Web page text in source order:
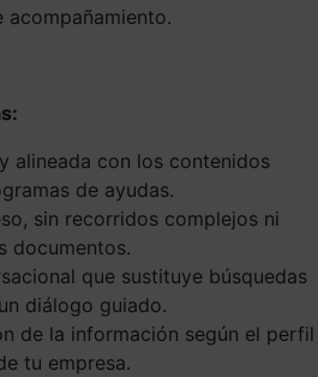
acompañamiento.
alineada con los contenidos
de ayudas.
sin recorridos complejos ni
documentos.
que sustituye búsquedas
diálogo guiado.
de la información según el perfil
tu empresa.